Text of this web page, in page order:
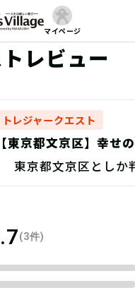
マイページ
レビュー
トレジャークエスト
東京都文京区】幸せ
！/捜索地点特定
東京都文京区としか
い。
(3件)